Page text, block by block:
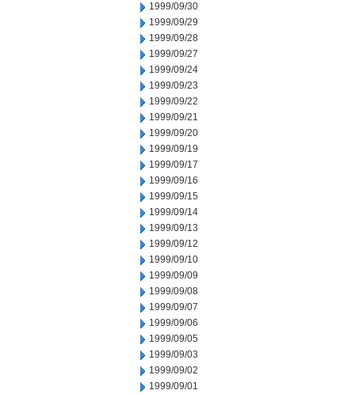
1999/09/30
1999/09/29
1999/09/28
1999/09/27
1999/09/24
1999/09/23
1999/09/22
1999/09/21
1999/09/20
1999/09/19
1999/09/17
1999/09/16
1999/09/15
1999/09/14
1999/09/13
1999/09/12
1999/09/10
1999/09/09
1999/09/08
1999/09/07
1999/09/06
1999/09/05
1999/09/03
1999/09/02
1999/09/01